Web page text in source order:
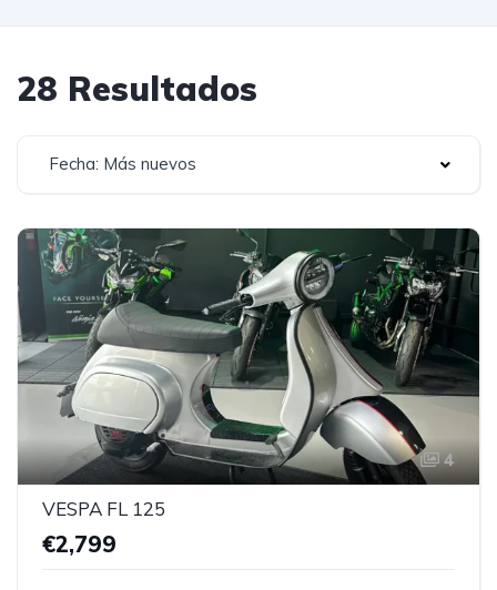
28 Resultados
Fecha: Más nuevos
4
VESPA FL 125
€2,799